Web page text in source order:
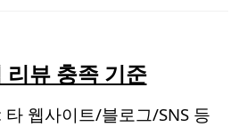
뷰 충족 기준
타 웹사이트/블로그/SNS 등